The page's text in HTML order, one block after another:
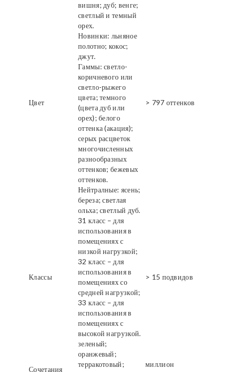
Цвет
вишня; дуб; венге;
светлый и темный
орех.
Новинки: льняное
полотно; кокос;
джут.
Гаммы: светло-
коричневого или
светло-рыжего
цвета; темного
(цвета дуб или
орех); белого
оттенка (акация);
серых расцветок
многочисленных
разнообразных
оттенков; бежевых
оттенков.
Нейтралные: ясень;
береза; светлая
ольха; светлый дуб.
> 797 оттенков
Классы
31 класс – для
использования в
помещениях с
низкой нагрузкой;
32 класс – для
использования в
помещениях со
средней нагрузкой;
33 класс – для
использования в
помещениях с
высокой нагрузкой.
> 15 подвидов
Сочетания
зеленый;
оранжевый;
терракотовый;
миллион